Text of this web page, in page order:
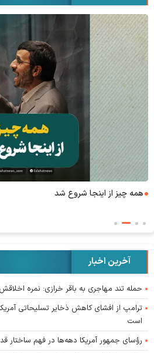
همه چیز از اینجا شروع شد
آخرین اخبار
حمله تند مهاجری به باقر خرازی: نمره
ترامپ از افشای کاهش ذخایر تسلیحاتی
است
رؤسای جمهور آمریکا دهه‌ها در فهم ساختار